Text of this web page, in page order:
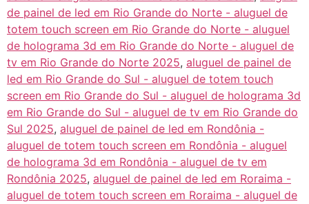
de painel de led em Rio Grande do Norte - aluguel de
totem touch screen em Rio Grande do Norte - aluguel
de holograma 3d em Rio Grande do Norte - aluguel de
tv em Rio Grande do Norte 2025, aluguel de painel de
led em Rio Grande do Sul - aluguel de totem touch
screen em Rio Grande do Sul - aluguel de holograma 3d
em Rio Grande do Sul - aluguel de tv em Rio Grande do
Sul 2025, aluguel de painel de led em Rondônia -
aluguel de totem touch screen em Rondônia - aluguel
de holograma 3d em Rondônia - aluguel de tv em
Rondônia 2025, aluguel de painel de led em Roraima -
aluguel de totem touch screen em Roraima - aluguel de